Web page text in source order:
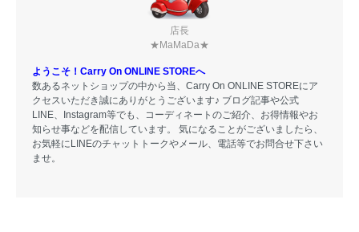
店長
★MaMaDa★
ようこそ！Carry On ONLINE STOREへ
数あるネットショップの中から当、Carry On ONLINE STOREにア
クセスいただき誠にありがとうございます♪ ブログ記事や公式
LINE、Instagram等でも、コーディネートのご紹介、お得情報やお
知らせ事などを配信しています。 気になることがございましたら、
お気軽にLINEのチャットトークやメール、電話等でお問合せ下さい
ませ。